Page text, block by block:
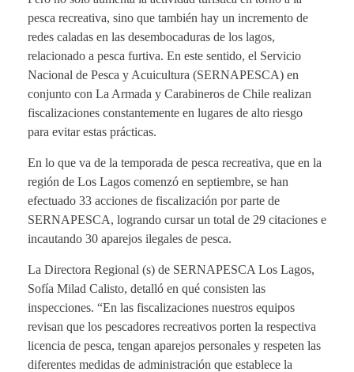
pesca recreativa, sino que también hay un incremento de
redes caladas en las desembocaduras de los lagos,
relacionado a pesca furtiva. En este sentido, el Servicio
Nacional de Pesca y Acuicultura (SERNAPESCA) en
conjunto con La Armada y Carabineros de Chile realizan
fiscalizaciones constantemente en lugares de alto riesgo
para evitar estas prácticas.
En lo que va de la temporada de pesca recreativa, que en la
región de Los Lagos comenzó en septiembre, se han
efectuado 33 acciones de fiscalización por parte de
SERNAPESCA, logrando cursar un total de 29 citaciones e
incautando 30 aparejos ilegales de pesca.
La Directora Regional (s) de SERNAPESCA Los Lagos,
Sofía Milad Calisto, detalló en qué consisten las
inspecciones. “En las fiscalizaciones nuestros equipos
revisan que los pescadores recreativos porten la respectiva
licencia de pesca, tengan aparejos personales y respeten las
diferentes medidas de administración que establece la